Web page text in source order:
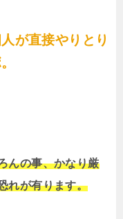
が直接やりとり
んの事、かなり厳
れが有ります。